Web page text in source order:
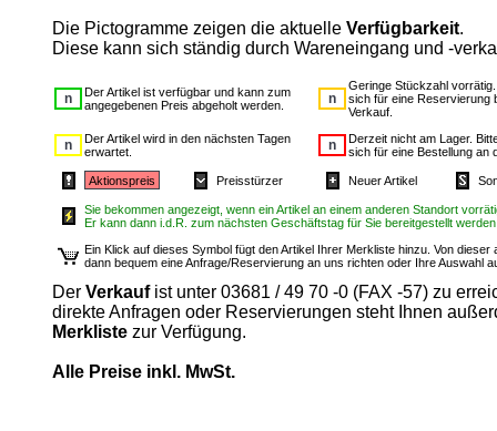
Die Pictogramme zeigen die aktuelle Verfügbarkeit.
Diese kann sich ständig durch Wareneingang und -
Der Artikel ist verfügbar und kann zum
angegebenen Preis abgeholt werden.
Geringe Stückzahl
sich für eine Reservierung
Verkauf.
Der Artikel wird in den nächsten Tagen
erwartet.
Derzeit nicht am Lager.
sich für eine Bestellung an
Aktionspreis Preisstürzer Neuer Artikel
Sie bekommen angezeigt, wenn ein Artikel an einem anderen Standort
Er kann dann i.d.R. zum nächsten Geschäftstag für Sie bereitgestellt
Ein Klick auf dieses Symbol fügt den Artikel Ihrer Merkliste hinzu. Von dieser
dann bequem eine Anfrage/Reservierung an uns richten oder Ihre Auswahl
Der Verkaufist unter 03681 / 49 70 -0 (FAX -57) zu
direkte Anfragen oder Reservierungen steht Ihnen
Merkliste zur Verfügung.
Alle Preise inkl. MwSt.